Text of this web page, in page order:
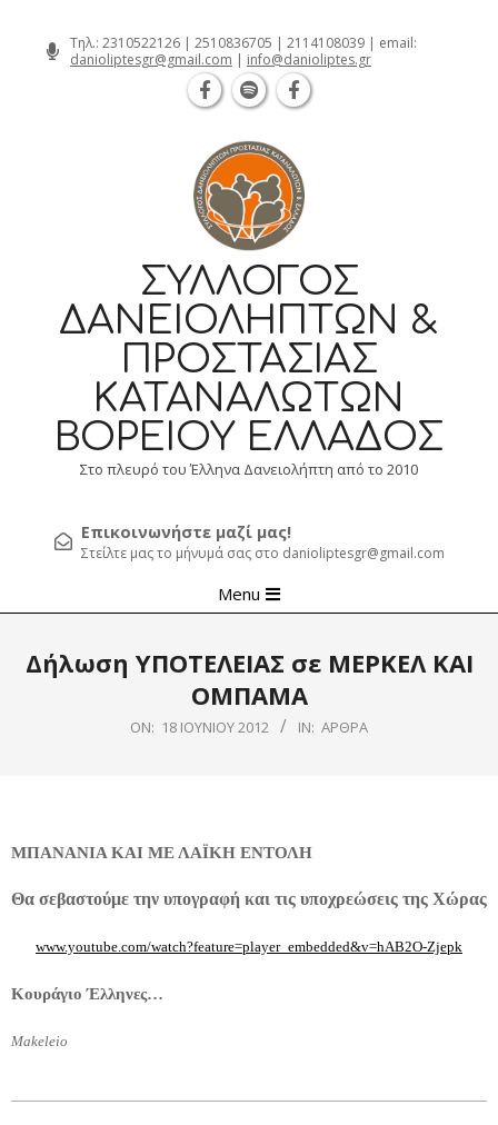
Τηλ.: 2310522126 | 2510836705 | 2114108039 | email:
danioliptesgr@gmail.com | info@danioliptes.gr
ΣΎΛΛΟΓΟΣ
ΔΑΝΕΙΟΛΗΠΤΏΝ &
ΠΡΟΣΤΑΣΊΑΣ
ΚΑΤΑΝΑΛΩΤΏΝ
ΒΟΡΕΊΟΥ ΕΛΛΆΔΟΣ
Στο πλευρό του Έλληνα Δανειολήπτη από το 2010
Επικοινωνήστε μαζί μας!
Στείλτε μας το μήνυμά σας στο danioliptesgr@gmail.com
Navigation
Menu
Δήλωση ΥΠΟΤΕΛΕΙΑΣ σε ΜΕΡΚΕΛ ΚΑΙ
ΟΜΠΑΜΑ
ON: 18 ΙΟΥΝΊΟΥ 2012 IN: ΆΡΘΡΑ
ΜΠΑΝΑΝΙΑ ΚΑΙ ΜΕ ΛΑΪΚΗ ΕΝΤΟΛΗ
Θα σεβαστούμε την υπογραφή και τις υποχρεώσεις της Χώρας
www.youtube.com/watch?feature=player_embedded&v=hAB2O-Zjepk
Κουράγιο Έλληνες…
Makeleio